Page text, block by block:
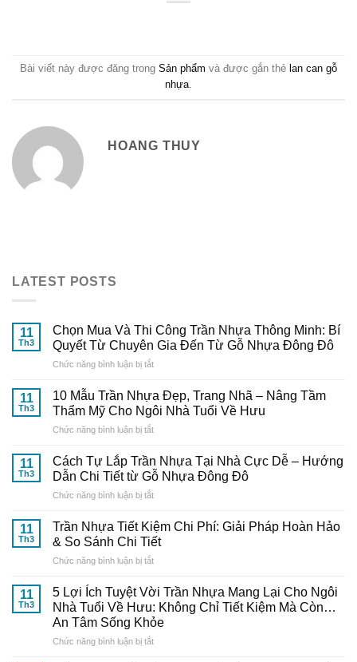
Bài viết này được đăng trong Sản phẩm và được gắn thẻ lan can gỗ
nhựa
HOANG THUY
LATEST POSTS
11
Th3
Chọn Mua Và Thi Công Trần Nhựa Thông Minh: Bí
Quyết Từ Chuyên Gia Đến Từ Gỗ Nhựa Đông Đô
Chức năng bình luận bị tắtở
Mua
Và
Thi
Công
Nhựa
Thông
Bí
Từ
Chuyên
Đến
Gỗ
Nhựa
Đông
11
Th3
10 Mẫu Trần Nhựa Đẹp, Trang Nhã – Nâng Tầm
Thẩm Mỹ Cho Ngôi Nhà Tuổi Về Hưu
Chức năng bình luận bị tắtở
Mẫu
Trần
Nhựa
Đẹp,
Nhã
–
Tầm
Mỹ
Cho
Ngôi
Tuổi
11
Th3
Cách Tự Lắp Trần Nhựa Tại Nhà Cực Dễ – Hướng
Dẫn Chi Tiết từ Gỗ Nhựa Đông Đô
Chức năng bình luận bị tắtở
Tự
Lắp
Trần
Nhựa
Nhà
Cực
Dễ
–
Hướng
11
Th3
Trần Nhựa Tiết Kiệm Chi Phí: Giải Pháp Hoàn Hảo
& So Sánh Chi Tiết
Chức năng bình luận bị tắtở
Nhựa
Tiết
Kiệm
Chi
Phí:
11
Th3
5 Lợi Ích Tuyệt Vời Trần Nhựa Mang Lại Cho Ngôi
Nhà Tuổi Về Hưu: Không Chỉ Tiết Kiệm Mà Còn…
An Tâm Sống Khỏe
Chức năng bình luận bị tắtở